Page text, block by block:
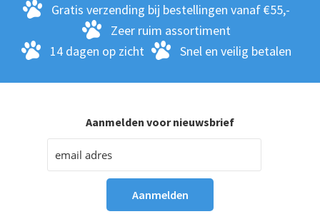
Gratis verzending bij bestellingen vanaf €55,-
Zeer ruim assortiment
14 dagen op zicht
Snel en veilig betalen
Aanmelden voor nieuwsbrief